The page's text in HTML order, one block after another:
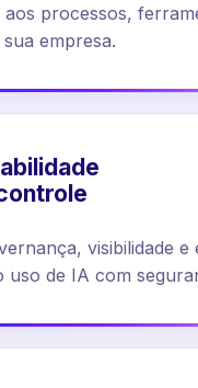
processos,
empresa.
visibilidade e
uso de IA com